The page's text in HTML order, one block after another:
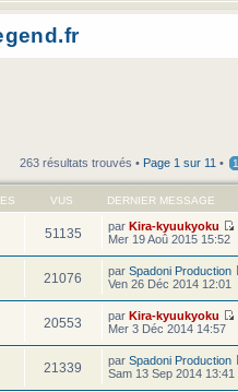
263 résultats trouvés • Page 1 sur 11 • 1
VUS DERNIER MESSAGE
51135 par Kira-kyuukyoku
Mer 19 Aoû 2015 15:52
21076 par Spadoni Production
Ven 26 Déc 2014 12:01
20553 par Kira-kyuukyoku
Mer 3 Déc 2014 14:57
21339 par Spadoni Production
Sam 13 Sep 2014 13:41